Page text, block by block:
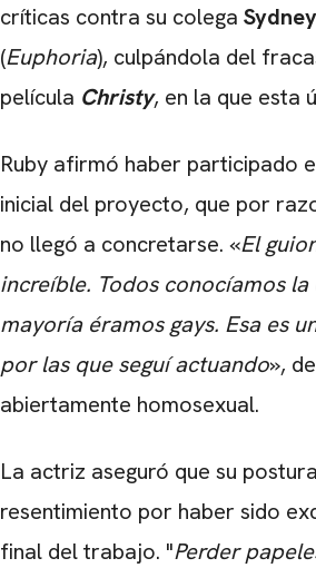
críticas contra su colega
(Euphoria), culpándola del
película Christy, en la que esta
Ruby afirmó haber participado
inicial del proyecto, que por
no llegó a concretarse. «El
increíble. Todos conocíamos
mayoría éramos gays. Esa es
por las que seguí actuando»,
abiertamente homosexual.
La actriz aseguró que su
resentimiento por haber sido
final del trabajo. "Perder